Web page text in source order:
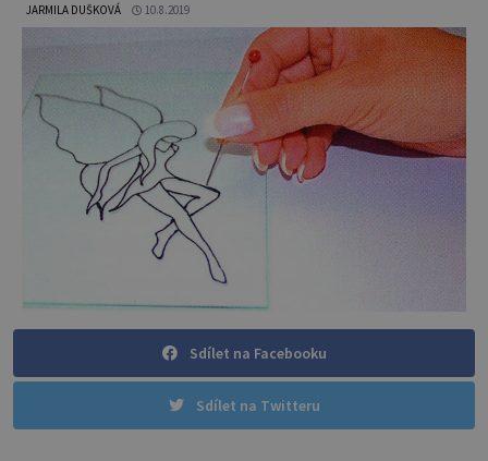
JARMILA DUŠKOVÁ 10.8.2019
Sdílet na Facebooku
Sdílet na Twitteru